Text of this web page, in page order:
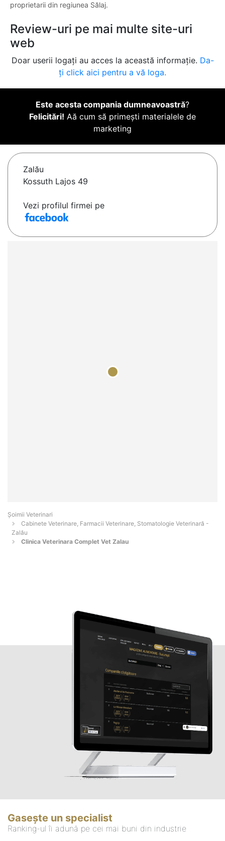
proprietarii din regiunea Sălaj.
Review-uri pe mai multe site-uri
web
Doar userii logați au acces la această informație. Da-
ți click aici pentru a vă loga.
Este acesta compania dumneavoastră?
Felicitări! Aă cum să primești materialele de
marketing
Zalău
Kossuth Lajos 49
Vezi profilul firmei pe
Șoimii Veterinari
Cabinete Veterinare, Farmacii Veterinare, Stomatologie Veterinară -
Zalău
Clinica Veterinara Complet Vet Zalau
Gasește un specialist
Ranking-ul îi adună pe cei mai buni din industrie